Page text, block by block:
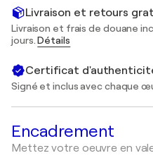
Livraison et retours
Livraison et frais de douane
jours.Détails
Certificat
Signé et inclus avec chaque
Encadrement
Mettez votre oeuvre en